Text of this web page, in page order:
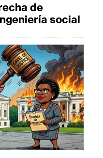
de
social